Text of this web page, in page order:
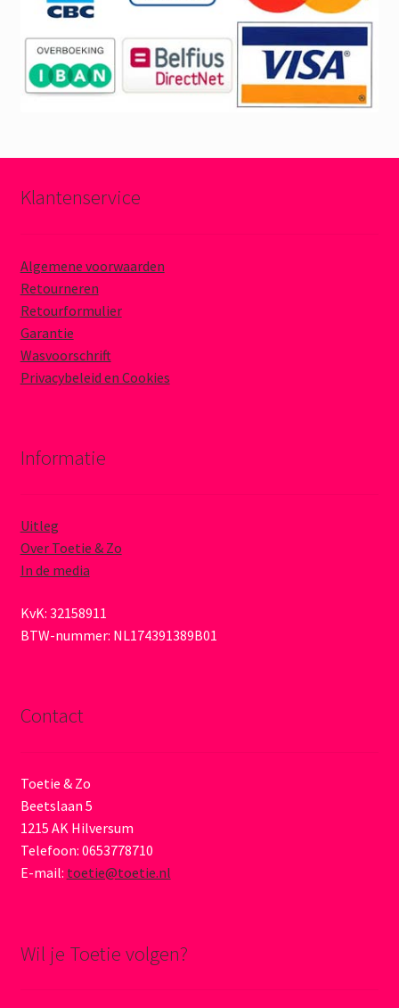
Klantenservice
Algemene voorwaarden
Retourneren
Retourformulier
Garantie
Wasvoorschrift
Privacybeleid en Cookies
Informatie
Uitleg
Over Toetie & Zo
In de media
KvK: 32158911
BTW-nummer: NL174391389B01
Contact
Toetie & Zo
Beetslaan 5
1215 AK Hilversum
Telefoon: 0653778710
E-mail: toetie@toetie.nl
Wil je Toetie volgen?